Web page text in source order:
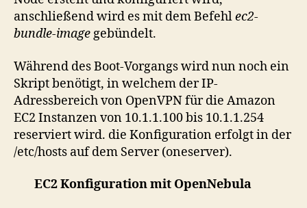
anschließend wird es mit dem Befehlec2-
bundle-imagegebündelt.
Während des Boot-Vorgangs wird nun noch ein
Skript benötigt, in welchem der IP-
Adressbereich von OpenVPN für die Amazon
EC2 Instanzen von 10.1.1.100 bis 10.1.1.254
reserviert wird. die Konfiguration erfolgt in der
/etc/hosts auf dem Server (oneserver).
EC2 Konfiguration mit OpenNebula